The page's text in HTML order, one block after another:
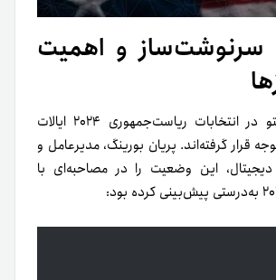
سرنوشت‌ساز و اهمیت
رأی‌دهندگان کریپتو در انتخابات ریاست‌جمهوری ۲۰۲۴ ایالات
قرار گرفته‌اند. پریان بورینگ، مدیر‌عامل و
دیجیتال، این وضعیت را در مصاحبه‌ای با